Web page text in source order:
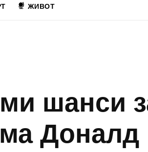
ЖИВОТ
шанси
Доналд